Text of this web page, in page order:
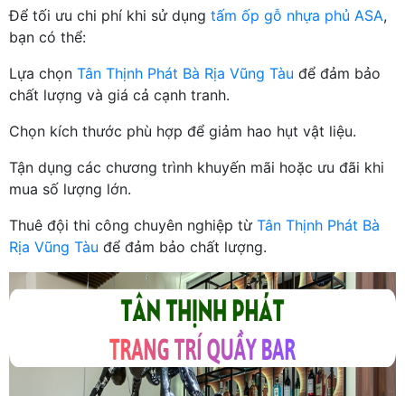
Để tối ưu chi phí khi sử dụng tấm ốp gỗ nhựa phủ ASA,
bạn có thể:
Lựa chọn Tân Thịnh Phát Bà Rịa Vũng Tàu để đảm bảo
chất lượng và giá cả cạnh tranh.
Chọn kích thước phù hợp để giảm hao hụt vật liệu.
Tận dụng các chương trình khuyến mãi hoặc ưu đãi khi
mua số lượng lớn.
Thuê đội thi công chuyên nghiệp từ Tân Thịnh Phát Bà
Rịa Vũng Tàu để đảm bảo chất lượng.